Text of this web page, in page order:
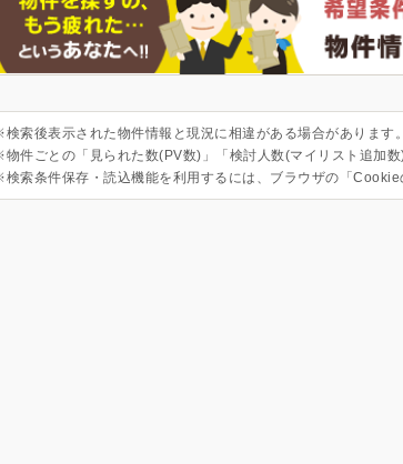
索後表示された物件情報と現況に相違がある場合があります
件ごとの「見られた数(PV数)」「検討人数(マイリスト追加
索条件保存・読込機能を利用するには、ブラウザの「Cookie